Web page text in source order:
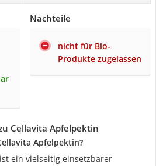
Nachteile
nicht für Bio-
Produkte zugelassen
Cellavita Apfelpektin
Apfelpektin?
ein vielseitig einsetzbarer